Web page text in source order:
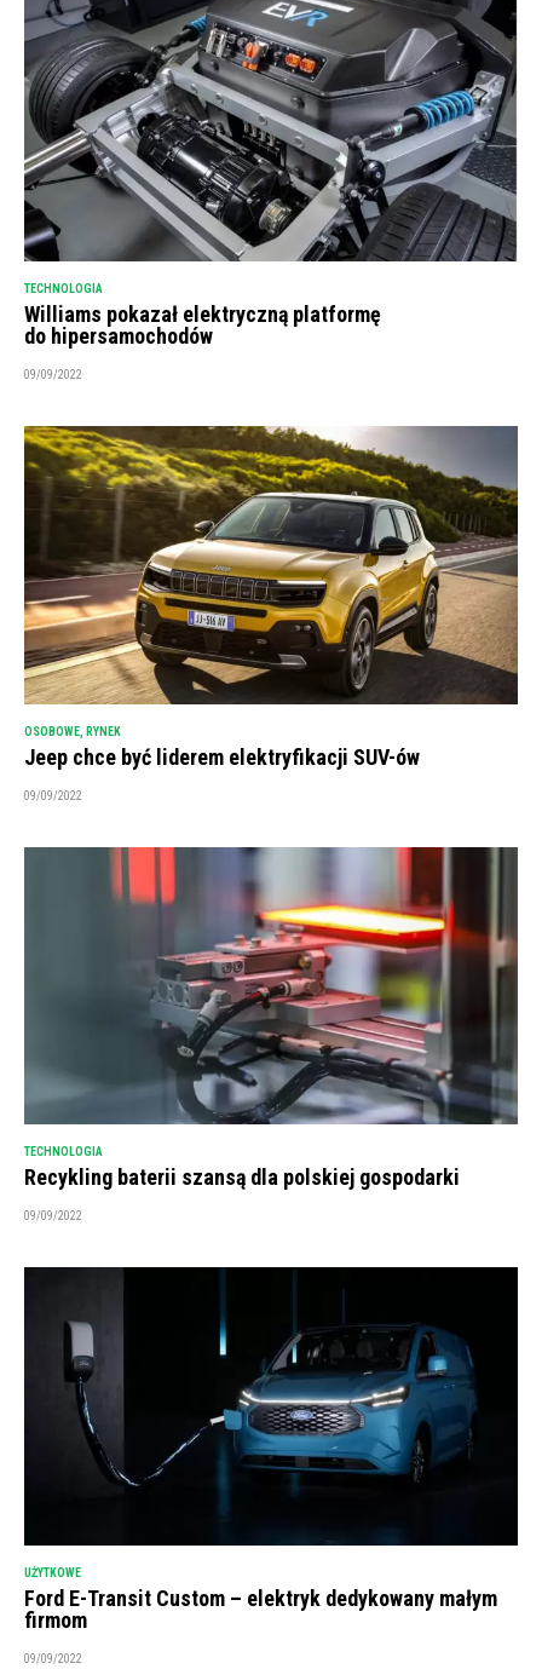
TECHNOLOGIA
Williams pokazał elektryczną platformę
do hipersamochodów
09/09/2022
OSOBOWE RYNEK
Jeep chce być liderem elektryfikacji SUV-ów
09/09/2022
TECHNOLOGIA
Recykling baterii szansą dla polskiej gospodarki
09/09/2022
UŻYTKOWE
Ford E-Transit Custom – elektryk dedykowany małym
firmom
09/09/2022